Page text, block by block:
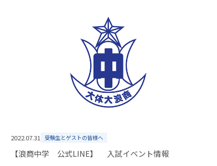
2022.07.31 受験生とゲストの皆様へ
【浪商中学 公式LINE】 入試イベント情報